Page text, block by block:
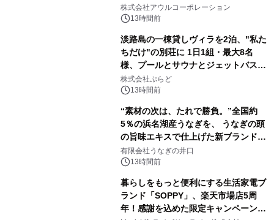
大人の冬旅を。ー夕日ヶ浦温泉「佳松
苑 別邸ふうか」ー
株式会社アウルコーポレーション
13時間前
淡路島の一棟貸しヴィラを2泊、"私た
ちだけ"の別荘に 1日1組・最大8名
様、プールとサウナとジェットバス付
きで Villa Mon Temps AWAJIの連泊
素泊りプラン
株式会社ぷらど
13時間前
“素材の次は、たれで勝負。”全国約
5％の浜名湖産うなぎを、 うなぎの頭
の旨味エキスで仕上げた新ブランド
「井口の誉」誕生
有限会社うなぎの井口
13時間前
暮らしをもっと便利にする生活家電ブ
ランド「SOPPY」、楽天市場店5周
年！感謝を込めた限定キャンペーンを